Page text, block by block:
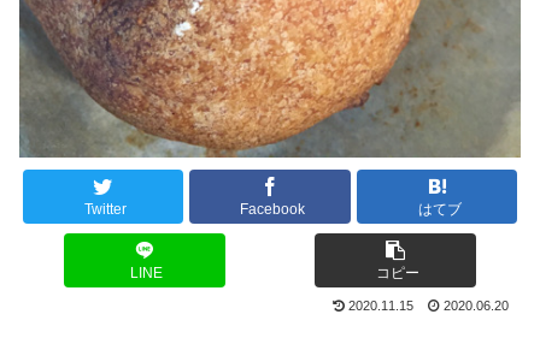
Twitter Facebook はてブ
LINE コピー
2020.11.15 2020.06.20